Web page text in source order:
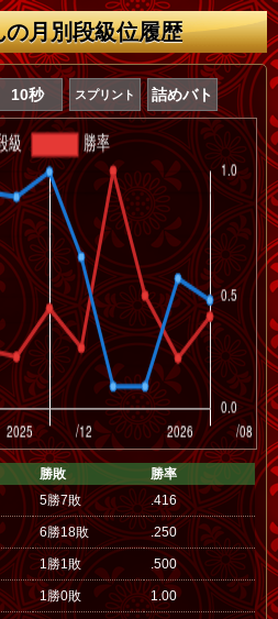
月別段級位履歴
10秒 スプリント 詰めバト
勝敗
勝率
5勝7敗 .416
6勝18敗 .250
1勝1敗 .500
1勝0敗 1.00